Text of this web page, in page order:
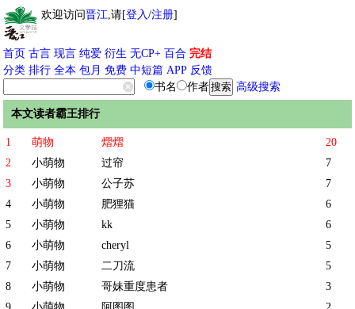
欢迎访问晋江,请[登入/注册]
首页 古言 现言 纯爱 衍生 无CP+ 百合 完结
分类 排行 全本 包月 免费 中短篇 APP 反馈
书名
作者 高级搜索
本文读者霸王排行
1 萌物 熠熠
20
2
小萌物 过帘
7
3
小萌物 公子苏
7
4
小萌物 肥狸猫
6
5
小萌物 kk
6
6
小萌物 cheryl
5
7
小萌物 二刀流
5
8
小萌物 哥妹重度患者
3